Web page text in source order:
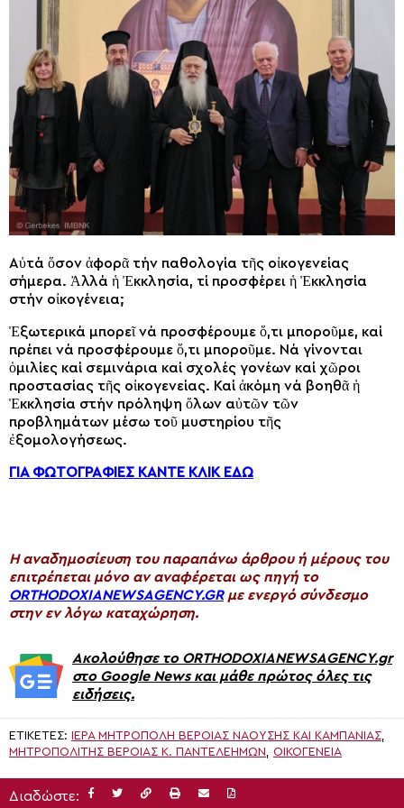
Αὐτά ὅσον ἀφορᾶ τήν παθολογία τῆς οἰκογενείας
σήμερα. Ἀλλά ἡ Ἐκκλησία, τί προσφέρει ἡ Ἐκκλησία
στήν οἰκογένεια;
Ἐξωτερικά μπορεῖ νά προσφέρουμε ὅ,τι μποροῦμε, καί
πρέπει νά προσφέρουμε ὅ,τι μποροῦμε. Νά γίνονται
ὁμιλίες καί σεμινάρια καί σχολές γονέων καί χῶροι
προστασίας τῆς οἰκογενείας. Καί ἀκόμη νά βοηθᾶ ἡ
Ἐκκλησία στήν πρόληψη ὅλων αὐτῶν τῶν
προβλημάτων μέσω τοῦ μυστηρίου τῆς
ἐξομολογήσεως.
ΓΙΑ ΦΩΤΟΓΡΑΦΙΕΣ ΚΑΝΤΕ ΚΛΙΚ ΕΔΩ
H αναδημοσίευση του παραπάνω άρθρου ή μέρους του
επιτρέπεται μόνο αν αναφέρεται ως πηγή το
ORTHODOXIANEWSAGENCY.GRμε ενεργό σύνδεσμο
στην εν λόγω καταχώρηση.
Ακολούθησε το ORTHODOXIANEWSAGENCY.gr
στο Google News και μάθε πρώτος όλες τις
ειδήσεις.
ΕΤΙΚΈΤΕΣ: ΙΕΡΆ ΜΗΤΡΌΠΟΛΗ ΒΕΡΟΊΑΣ ΝΑΟΎΣΗΣ ΚΑΙ ΚΑΜΠΑΝΊΑΣ,
ΜΗΤΡΟΠΟΛΊΤΗΣ ΒΕΡΟΊΑΣ Κ. ΠΑΝΤΕΛΕΉΜΩΝ, ΟΙΚΟΓΕΝΕΙΑ
Διαδώστε: